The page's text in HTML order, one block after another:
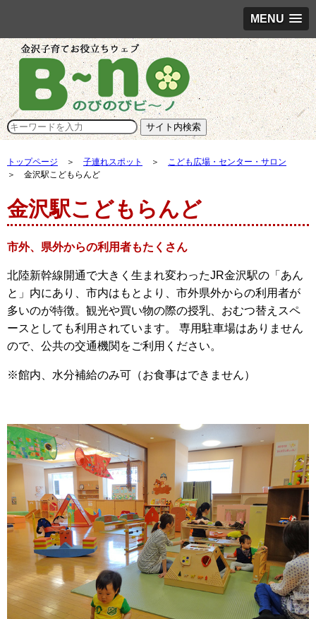
MENU
トップページ ＞ 子連れスポット ＞ こども広場・センター・サロン
＞ 金沢駅こどもらんど
金沢駅こどもらんど
市外、県外からの利用者もたくさん
北陸新幹線開通で大きく生まれ変わったJR金沢駅の「あん
と」内にあり、市内はもとより、市外県外からの利用者が
多いのが特徴。観光や買い物の際の授乳、おむつ替えスペ
ースとしても利用されています。 専用駐車場はありません
ので、公共の交通機関をご利用ください。
※館内、水分補給のみ可（お食事はできません）